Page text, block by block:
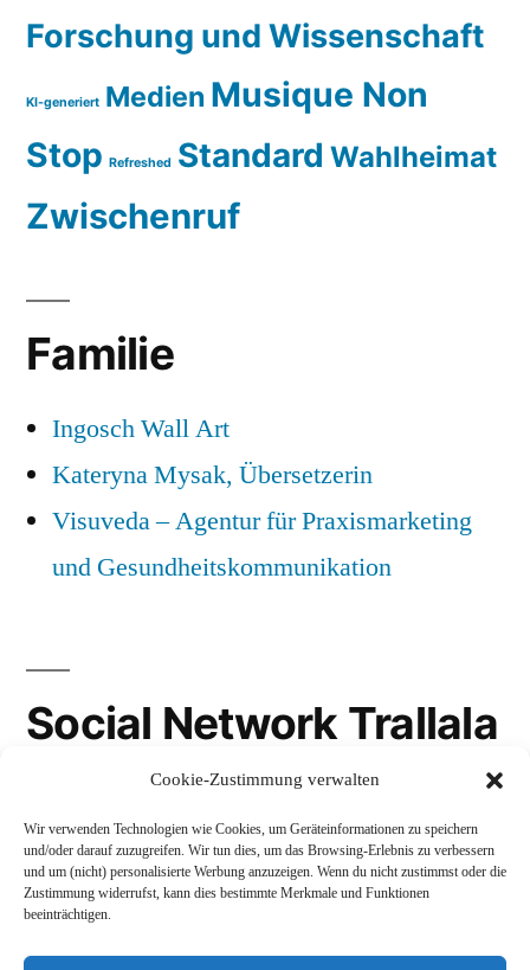
Cookie-Zustimmung verwalten
Wir verwenden Technologien wie Cookies, um Geräteinformationen zu speichern
und/oder darauf zuzugreifen. Wir tun dies, um das Browsing-Erlebnis zu verbessern
und um (nicht) personalisierte Werbung anzuzeigen. Wenn du nicht zustimmst oder die
Zustimmung widerrufst, kann dies bestimmte Merkmale und Funktionen
beeinträchtigen.
Forschung und Wissenschaft
KI-generiert Medien Musique Non
Stop Refreshed Standard Wahlheimat
Zwischenruf
Familie
Ingosch Wall Art
Kateryna Mysak, Übersetzerin
Visuveda – Agentur für Praxismarketing
und Gesundheitskommunikation
Social Network Trallala
LinkedIn
Mastodon